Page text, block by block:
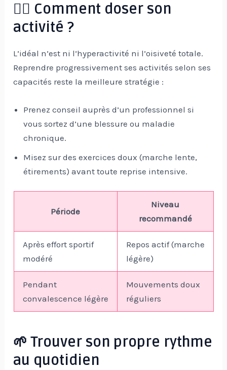
🏃‍♂️ Comment doser son
activité ?
L’idéal n’est ni l’hyperactivité ni l’oisiveté totale.
Reprendre progressivement ses activités selon ses
capacités reste la meilleure stratégie :
Prenez conseil auprès d’un professionnel si
vous sortez d’une blessure ou maladie
chronique.
Misez sur des exercices doux (marche lente,
étirements) avant toute reprise intensive.
Période
Niveau
recommandé
Après effort sportif
modéré
Repos actif (marche
légère)
Pendant
convalescence légère
Mouvements doux
réguliers
🌱 Trouver son propre rythme
au quotidien